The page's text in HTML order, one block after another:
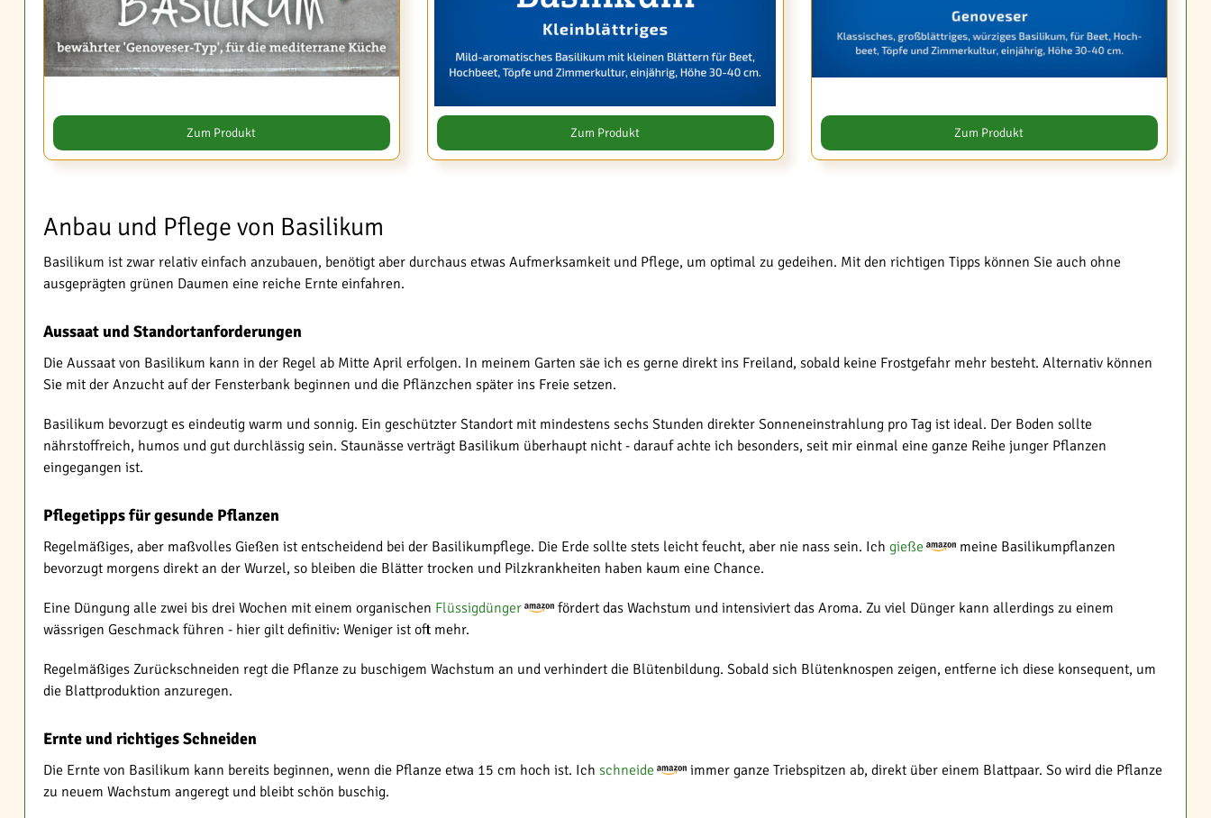
Zum Produkt Zum Produkt Zum Produkt
Anbau und Pflege von Basilikum
Basilikum ist zwar relativ einfach anzubauen, benötigt aber durchaus etwas Aufmerksamkeit und Pflege, um optimal zu gedeihen. Mit den richtigen Tipps können Sie auch ohne
ausgeprägten grünen Daumen eine reiche Ernte einfahren.
Aussaat und Standortanforderungen
Die Aussaat von Basilikum kann in der Regel ab Mitte April erfolgen. In meinem Garten säe ich es gerne direkt ins Freiland, sobald keine Frostgefahr mehr besteht. Alternativ können
Sie mit der Anzucht auf der Fensterbank beginnen und die Pflänzchen später ins Freie setzen.
Basilikum bevorzugt es eindeutig warm und sonnig. Ein geschützter Standort mit mindestens sechs Stunden direkter Sonneneinstrahlung pro Tag ist ideal. Der Boden sollte
nährstoffreich, humos und gut durchlässig sein. Staunässe verträgt Basilikum überhaupt nicht - darauf achte ich besonders, seit mir einmal eine ganze Reihe junger Pflanzen
eingegangen ist.
Pflegetipps für gesunde Pflanzen
Regelmäßiges, aber maßvolles Gießen ist entscheidend bei der Basilikumpflege. Die Erde sollte stets leicht feucht, aber nie nass sein. Ich gieße
meine Basilikumpflanzen
bevorzugt morgens direkt an der Wurzel, so bleiben die Blätter trocken und Pilzkrankheiten haben kaum eine Chance.
Eine Düngung alle zwei bis drei Wochen mit einem organischen Flüssigdünger
fördert das Wachstum und intensiviert das Aroma. Zu viel Dünger kann allerdings zu einem
wässrigen Geschmack führen - hier gilt definitiv: Weniger ist oft mehr.
Regelmäßiges Zurückschneiden regt die Pflanze zu buschigem Wachstum an und verhindert die Blütenbildung. Sobald sich Blütenknospen zeigen, entferne ich diese konsequent, um
die Blattproduktion anzuregen.
Ernte und richtiges Schneiden
Die Ernte von Basilikum kann bereits beginnen, wenn die Pflanze etwa 15 cm hoch ist. Ich schneide
immer ganze Triebspitzen ab, direkt über einem Blattpaar. So wird die Pflanze
zu neuem Wachstum angeregt und bleibt schön buschig.